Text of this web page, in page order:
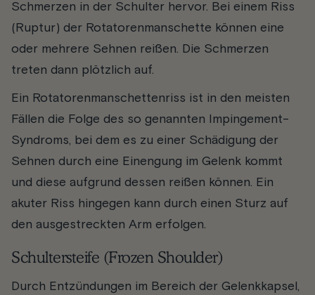
Schmerzen in der Schulter hervor. Bei einem Riss
(Ruptur) der Rotatorenmanschette können eine
oder mehrere Sehnen reißen. Die Schmerzen
treten dann plötzlich auf.
Ein Rotatorenmanschettenriss ist in den meisten
Fällen die Folge des so genannten Impingement-
Syndroms, bei dem es zu einer Schädigung der
Sehnen durch eine Einengung im Gelenk kommt
und diese aufgrund dessen reißen können. Ein
akuter Riss hingegen kann durch einen Sturz auf
den ausgestreckten Arm erfolgen.
Schultersteife (Frozen Shoulder)
Durch Entzündungen im Bereich der Gelenkkapsel,